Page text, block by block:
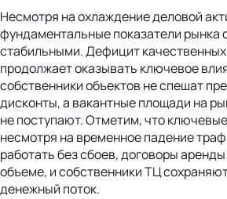
Несмотря на охлаждение деловой
фундаментальные показатели рынка
стабильными. Дефицит
продолжает оказывать ключевое
собственники объектов не спешат
дисконты, а вакантные площади на
не поступают. Отметим, что
несмотря на временное падение
работать без сбоев, договоры
объеме, и собственники ТЦ
денежный поток.